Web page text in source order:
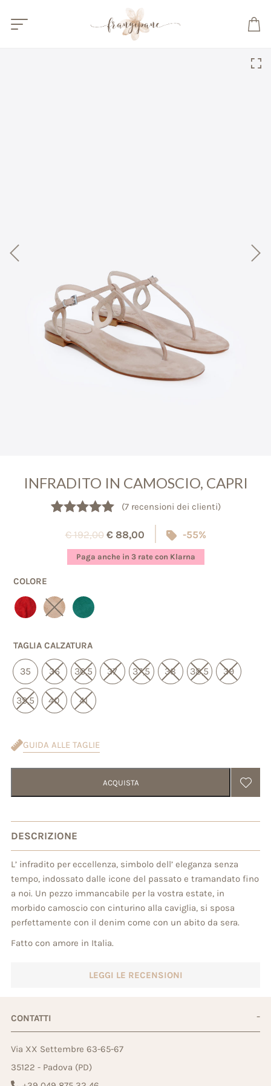
INFRADITO IN CAMOSCIO, CAPRI
su 5 su
base di
recensioni
(7recensioni dei clienti)
€192,00 €88,00 -55%
Paga anche in 3 rate con Klarna
COLORE
TAGLIA CALZATURA
35 36 36,5 37 37,5 38 38,5 39
39,5 40 41
GUIDA ALLE TAGLIE
ACQUISTA
DESCRIZIONE
L’ infradito per eccellenza, simbolo dell’ eleganza senza
tempo, indossato dalle icone del passato e tramandato fino
a noi. Un pezzo immancabile per la vostra estate, in
morbido camoscio con cinturino alla caviglia, si sposa
perfettamente con il denim come con un abito da sera.
Fatto con amore in Italia.
LEGGI LE RECENSIONI
CONTATTI
Via XX Settembre 63-65-67
35122 - Padova (PD)